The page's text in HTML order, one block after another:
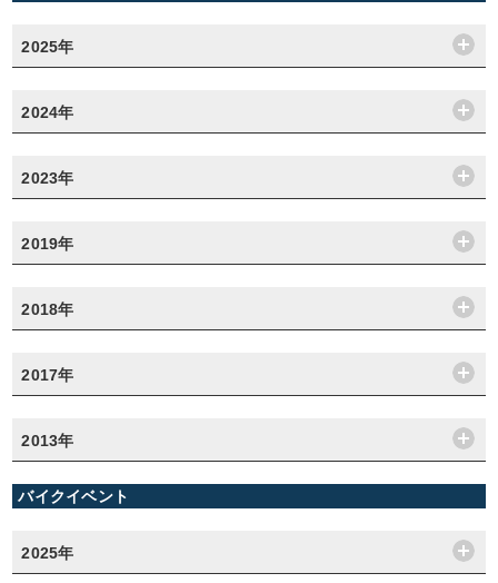
2025年
2024年
2023年
2019年
2018年
2017年
2013年
バイクイベント
2025年